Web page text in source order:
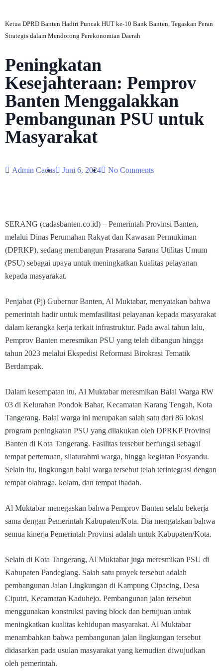
Ketua DPRD Banten Hadiri Puncak HUT ke-10 Bank Banten, Tegaskan Peran
Strategis dalam Mendorong Perekonomian Daerah
Peningkatan
Kesejahteraan: Pemprov
Banten Menggalakkan
Pembangunan PSU untuk
Masyarakat
Admin Cadas Juni 6, 2024 No Comments
SERANG (cadasbanten.co.id) – Pemerintah Provinsi Banten,
melalui Dinas Perumahan Rakyat dan Kawasan Permukiman
(DPRKP), sedang membangun Prasarana Sarana Utilitas Umum
(PSU) sebagai upaya untuk meningkatkan kualitas pelayanan
kepada masyarakat.
Penjabat (Pj) Gubernur Banten, Al Muktabar, menyatakan bahwa
pemerintah hadir untuk memfasilitasi pelayanan kepada masyarakat
dalam kerangka kerja terkait infrastruktur. Pada awal tahun lalu,
Pemprov Banten meresmikan PSU yang telah dibangun hingga
tahun 2023 melalui Ekspedisi Reformasi Birokrasi Tematik
Berdampak.
Dalam kesempatan itu, Al Muktabar meresmikan Balai Warga RW
03 di Kelurahan Pondok Bahar, Kecamatan Karang Tengah, Kota
Tangerang. Balai warga ini merupakan salah satu dari 86 lokasi
program peningkatan PSU yang dilakukan oleh DPRKP Provinsi
Banten di Kota Tangerang. Fasilitas tersebut berfungsi sebagai
tempat pertemuan, silaturahmi warga, hingga kegiatan Posyandu.
Selain itu, lingkungan balai warga tersebut telah terintegrasi dengan
tempat olahraga, kolam, dan tempat ibadah.
Al Muktabar menegaskan bahwa Pemprov Banten selalu bekerja
sama dengan Pemerintah Kabupaten/Kota. Dia mengatakan bahwa
semua kinerja Pemerintah Provinsi adalah untuk Kabupaten/Kota.
Selain di Kota Tangerang, Al Muktabar juga meresmikan PSU di
Kabupaten Pandeglang. Salah satu proyek tersebut adalah
pembangunan Jalan Lingkungan di Kampung Cipacing, Desa
Ciputri, Kecamatan Kaduhejo. Pembangunan jalan tersebut
menggunakan konstruksi paving block dan bertujuan untuk
meningkatkan kualitas kehidupan masyarakat. Al Muktabar
menambahkan bahwa pembangunan jalan lingkungan tersebut
didasarkan pada usulan masyarakat yang kemudian diwujudkan
oleh pemerintah.